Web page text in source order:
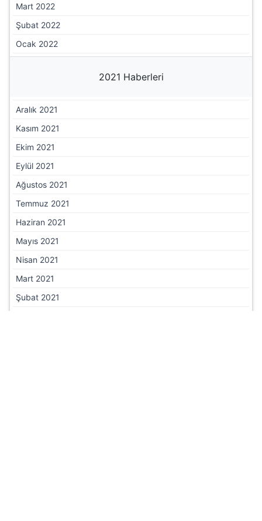
Mart 2022
Şubat 2022
Ocak 2022
2021 Haberleri
Aralık 2021
Kasım 2021
Ekim 2021
Eylül 2021
Ağustos 2021
Temmuz 2021
Haziran 2021
Mayıs 2021
Nisan 2021
Mart 2021
Şubat 2021